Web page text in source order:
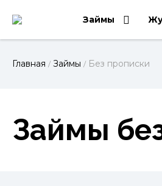
Займы
Главная / Займы / Без прописки
Займы